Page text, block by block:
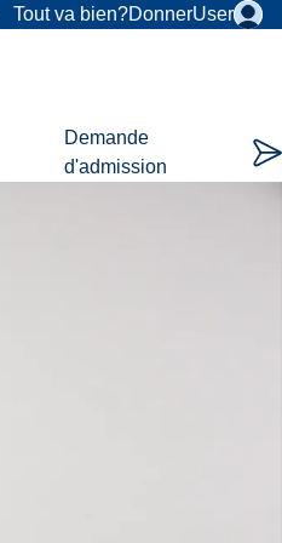
Tout va bien?DonnerUser
Demande
d'admission